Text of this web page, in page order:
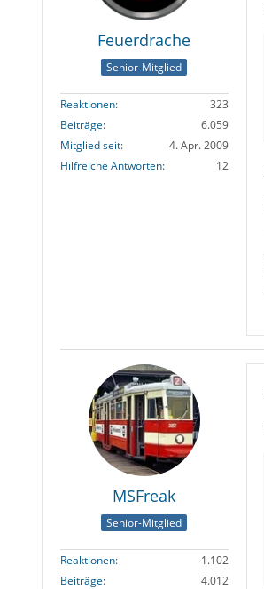
Feuerdrache
Senior-Mitglied
Reaktionen
323
Beiträge
6.059
Mitglied seit
4. Apr. 2009
Hilfreiche Antworten
12
MSFreak
Senior-Mitglied
Reaktionen
1.102
Beiträge
4.012